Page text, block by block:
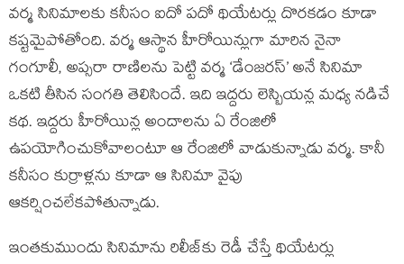
వర్మ సినిమాలకు కనీసం ఐదో పదో థియేటర్లు దొరకడం కూడా
కష్టమైపోతోంది. వర్మ ఆస్థాన హీరోయిన్లుగా మారిన నైనా
గంగూలీ, అప్సరా రాణిలను పెట్టి వర్మ ‘డేంజరస్’ అనే సినిమా
ఒకటి తీసిన సంగతి తెలిసిందే. ఇది ఇద్దరు లెస్బియన్ల మధ్య నడిచే
కథ. ఇద్దరు హీరోయిన్ల అందాలను ఏ రేంజిలో
ఉపయోగించుకోవాలంటూ ఆ రేంజిలో వాడుకున్నాడు వర్మ. కానీ
కనీసం కుర్రాళ్లను కూడా ఆ సినిమా వైపు
ఆకర్షించలేకపోతున్నాడు.
ఇంతకుముందు సినిమాను రిలీజ్‌కు రెడీ చేస్తే థియేటర్లు